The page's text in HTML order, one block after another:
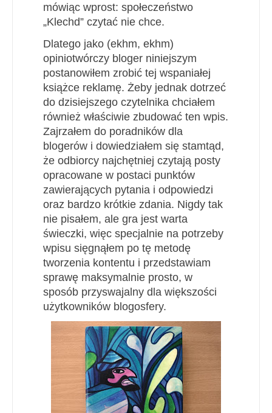
mówiąc wprost: społeczeństwo
„Klechd” czytać nie chce.
Dlatego jako (ekhm, ekhm)
opiniotwórczy bloger niniejszym
postanowiłem zrobić tej wspaniałej
książce reklamę. Żeby jednak dotrzeć
do dzisiejszego czytelnika chciałem
również właściwie zbudować ten wpis.
Zajrzałem do poradników dla
blogerów i dowiedziałem się stamtąd,
że odbiorcy najchętniej czytają posty
opracowane w postaci punktów
zawierających pytania i odpowiedzi
oraz bardzo krótkie zdania. Nigdy tak
nie pisałem, ale gra jest warta
świeczki, więc specjalnie na potrzeby
wpisu sięgnąłem po tę metodę
tworzenia kontentu i przedstawiam
sprawę maksymalnie prosto, w
sposób przyswajalny dla większości
użytkowników blogosfery.